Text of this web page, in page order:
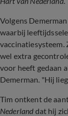
Volgens
waarbij
vaccinatiesysteem.
wel extra
voor heeft gedaan
Demerman. "Hij
Tim ontkent de
Nederland dat hij